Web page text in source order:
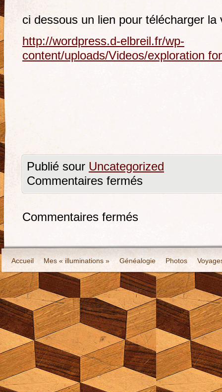
ci dessous un lien pour télécharger
http://wordpress.d-elbreil.fr/wp-
content/uploads/Videos/exploration
Publié sour Uncategorized
Commentaires fermés
Commentaires fermés
Accueil Mes « illuminations » Généalogie Photos